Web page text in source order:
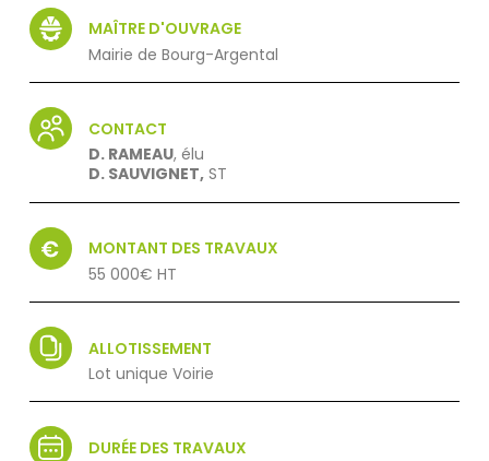
MAÎTRE D'OUVRAGE
Mairie de Bourg-Argental
CONTACT
D. RAMEAU, élu
D. SAUVIGNET,ST
MONTANT DES TRAVAUX
55 000€ HT
ALLOTISSEMENT
Lot unique Voirie
DURÉE DES TRAVAUX